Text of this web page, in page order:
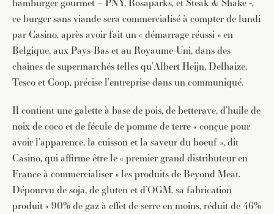
ce burger sans viande sera commercialisé à compter de lundi
par Casino, après avoir fait un « démarrage réussi » en
Belgique, aux Pays-Bas et au Royaume-Uni, dans des
chaînes de supermarchés telles qu’Albert Heijn, Delhaize,
Tesco et Coop, précise l’entreprise dans un communiqué.
Il contient une galette à base de pois, de betterave, d’huile de
noix de coco et de fécule de pomme de terre « conçue pour
avoir l’apparence, la cuisson et la saveur du boeuf », dit
Casino, qui affirme être le « premier grand distributeur en
France à commercialiser » les produits de Beyond Meat.
Dépourvu de soja, de gluten et d’OGM, sa fabrication
produit « 90% de gaz à effet de serre en moins, réduit de 46%